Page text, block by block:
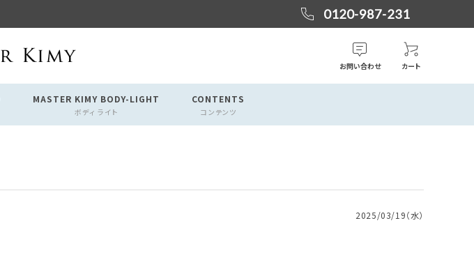
0120-987-231
お問い合わせ カート
MASTER KIMY BODY-LIGHT
ボディ ライト
CONTENTS
コンテンツ
2025/03/19（水）